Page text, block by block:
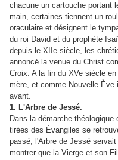
chacune un cartouche portant
main, certaines tiennent un
oraculaire et désignent le
du roi David et du prophète
depuis le XIIe siècle, les
annoncé la venue du Christ
Croix. A la fin du XVe siècle
mère, et comme Nouvelle
avant.
1. L'Arbre de Jessé.
Dans la démarche
tirées des Évangiles se
passé, l'Arbre de Jessé
montrer que la Vierge et son